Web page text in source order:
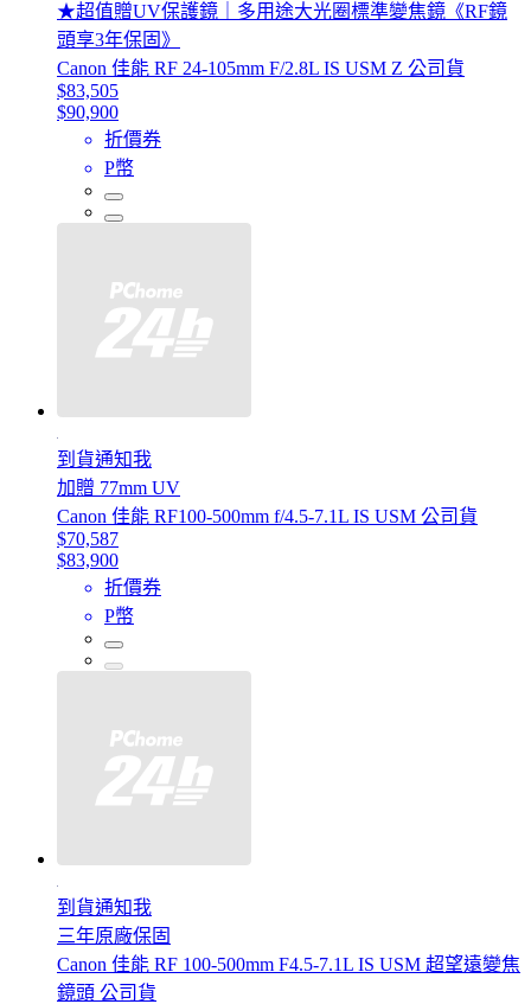
★超值贈UV保護鏡｜多用途大光圈標準變焦鏡《RF鏡
頭享3年保固》
Canon 佳能 RF 24-105mm F/2.8L IS USM Z 公司貨
$83,505
$90,900
折價券
P幣
到貨通知我
加贈 77mm UV
Canon 佳能 RF100-500mm f/4.5-7.1L IS USM 公司貨
$70,587
$83,900
折價券
P幣
到貨通知我
三年原廠保固
Canon 佳能 RF 100-500mm F4.5-7.1L IS USM 超望遠變焦
鏡頭 公司貨